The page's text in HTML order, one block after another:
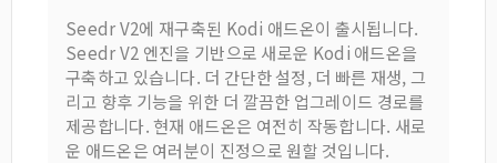
Seedr V2에 재구축된 Kodi 애드온이 출시됩니다.
Seedr V2 엔진을 기반으로 새로운 Kodi 애드온을
구축하고 있습니다. 더 간단한 설정, 더 빠른 재생, 그
리고 향후 기능을 위한 더 깔끔한 업그레이드 경로를
제공합니다. 현재 애드온은 여전히 작동합니다. 새로
운 애드온은 여러분이 진정으로 원할 것입니다.